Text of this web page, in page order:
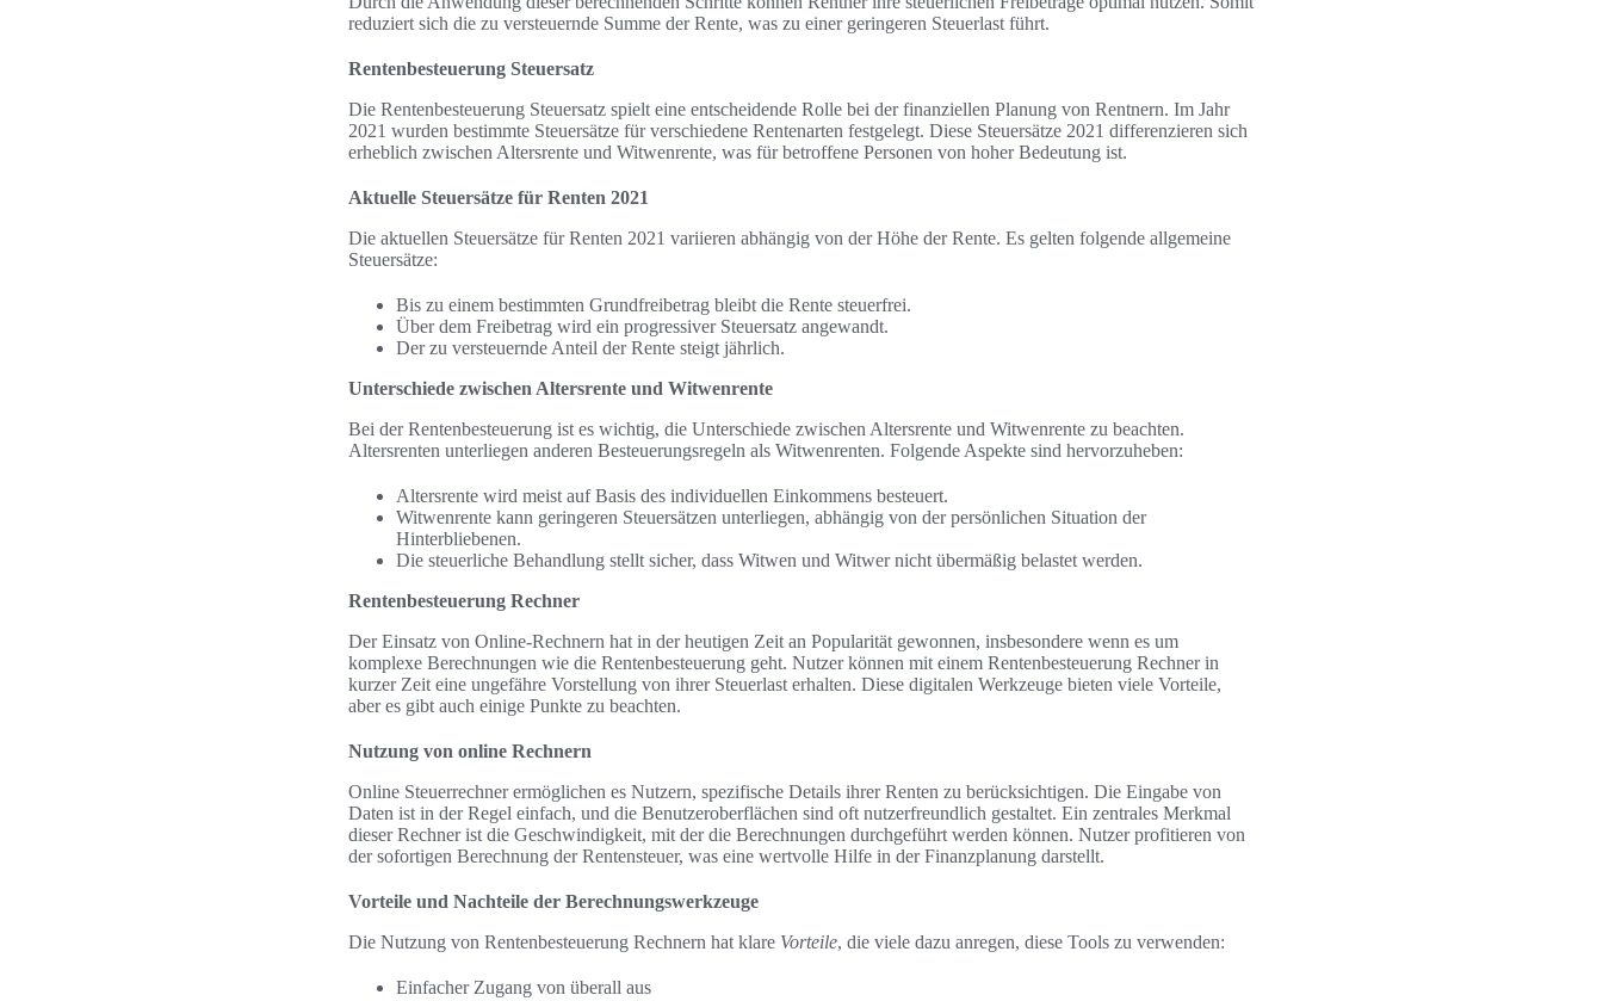
reduziert sich die zu versteuernde Summe der Rente, was zu einer geringeren Steuerlast führt.
Rentenbesteuerung Steuersatz
Die Rentenbesteuerung Steuersatz spielt eine entscheidende Rolle bei der finanziellen Planung von Rentnern. Im Jahr
2021 wurden bestimmte Steuersätze für verschiedene Rentenarten festgelegt. Diese Steuersätze 2021 differenzieren sich
erheblich zwischen Altersrente und Witwenrente, was für betroffene Personen von hoher Bedeutung ist.
Aktuelle Steuersätze für Renten 2021
Die aktuellen Steuersätze für Renten 2021 variieren abhängig von der Höhe der Rente. Es gelten folgende allgemeine
Steuersätze:
Bis zu einem bestimmten Grundfreibetrag bleibt die Rente steuerfrei.
Über dem Freibetrag wird ein progressiver Steuersatz angewandt.
Der zu versteuernde Anteil der Rente steigt jährlich.
Unterschiede zwischen Altersrente und Witwenrente
Bei der Rentenbesteuerung ist es wichtig, die Unterschiede zwischen Altersrente und Witwenrente zu beachten.
Altersrenten unterliegen anderen Besteuerungsregeln als Witwenrenten. Folgende Aspekte sind hervorzuheben:
Altersrente wird meist auf Basis des individuellen Einkommens besteuert.
Witwenrente kann geringeren Steuersätzen unterliegen, abhängig von der persönlichen Situation der
Hinterbliebenen.
Die steuerliche Behandlung stellt sicher, dass Witwen und Witwer nicht übermäßig belastet werden.
Rentenbesteuerung Rechner
Der Einsatz von Online-Rechnern hat in der heutigen Zeit an Popularität gewonnen, insbesondere wenn es um
komplexe Berechnungen wie die Rentenbesteuerung geht. Nutzer können mit einem Rentenbesteuerung Rechner in
kurzer Zeit eine ungefähre Vorstellung von ihrer Steuerlast erhalten. Diese digitalen Werkzeuge bieten viele Vorteile,
aber es gibt auch einige Punkte zu beachten.
Nutzung von online Rechnern
Online Steuerrechner ermöglichen es Nutzern, spezifische Details ihrer Renten zu berücksichtigen. Die Eingabe von
Daten ist in der Regel einfach, und die Benutzeroberflächen sind oft nutzerfreundlich gestaltet. Ein zentrales Merkmal
dieser Rechner ist die Geschwindigkeit, mit der die Berechnungen durchgeführt werden können. Nutzer profitieren von
der sofortigen Berechnung der Rentensteuer, was eine wertvolle Hilfe in der Finanzplanung darstellt.
Vorteile und Nachteile der Berechnungswerkzeuge
Die Nutzung von Rentenbesteuerung Rechnern hat klare Vorteile, die viele dazu anregen, diese Tools zu verwenden:
Einfacher Zugang von überall aus